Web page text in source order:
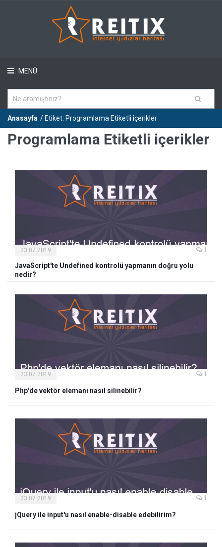
MENÜ
Anasayfa / Etiket: Programlama Etiketli içerikler
Programlama Etiketli içerikler
23.07.2019 1
JavaScript'te Undefined kontrolü yapmanın doğru yolu
nedir?
23.07.2019 1
Php'de vektör elemanı nasıl silinebilir?
23.07.2019 1
jQuery ile input'u nasıl enable-disable edebilirim?